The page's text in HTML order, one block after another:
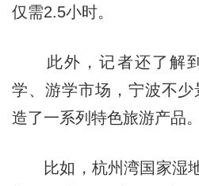
仅需2.5小时。
此外，记者还了解到
学、游学市场，宁波不
造了一系列特色旅游产品。
比如，杭州湾国家湿地